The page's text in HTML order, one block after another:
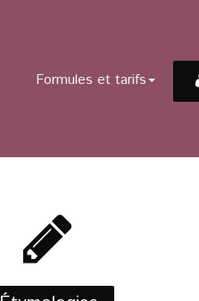
Formules et tarifs